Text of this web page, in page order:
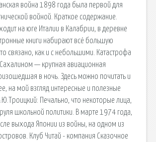
война 1898 года была первой для
войной. Краткое содержание.
на юге Италии в Калабрии, в деревне
книги набирают всё большую
связано, как и с небольшими. Катастрофа
— крупная авиационная
в ночь. Здесь можно почитать и
на мой взгляд интересные и полезные
Печально, что некоторые лица,
школьной политики. В марте 1974 года,
выхода Японии из войны, на одном из
Клуб Читай - компания Сказочное